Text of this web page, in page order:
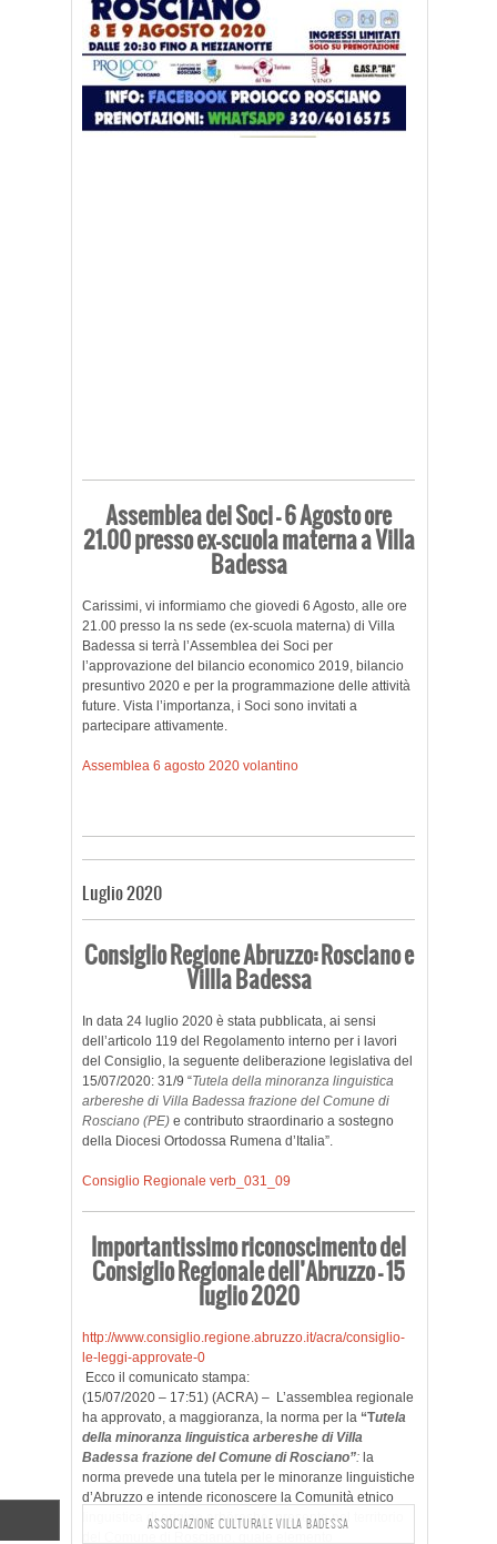
Assemblea dei Soci – 6 Agosto ore
21.00 presso ex-scuola materna a Villa
Badessa
Carissimi, vi informiamo che giovedi 6 Agosto, alle ore
21.00 presso la ns sede (ex-scuola materna) di Villa
Badessa si terrà l’Assemblea dei Soci per
l’approvazione del bilancio economico 2019, bilancio
presuntivo 2020 e per la programmazione delle attività
future. Vista l’importanza, i Soci sono invitati a
partecipare attivamente.
Assemblea 6 agosto 2020 volantino
Luglio 2020
Consiglio Regione Abruzzo: Rosciano e
Villla Badessa
In data 24 luglio 2020 è stata pubblicata, ai sensi
dell’articolo 119 del Regolamento interno per i lavori
del Consiglio, la seguente deliberazione legislativa del
15/07/2020: 31/9 “Tutela della minoranza linguistica
arbereshe di Villa Badessa frazione del Comune di
Rosciano (PE) e contributo straordinario a sostegno
della Diocesi Ortodossa Rumena d’Italia”.
Consiglio Regionale verb_031_09
Importantissimo riconoscimento del
Consiglio Regionale dell’Abruzzo – 15
luglio 2020
http://www.consiglio.regione.abruzzo.it/acra/consiglio-
le-leggi-approvate-0
Ecco il comunicato stampa:
(15/07/2020 – 17:51) (ACRA) – L’assemblea regionale
ha approvato, a maggioranza, la norma per la “Tutela
della minoranza linguistica arbereshe di Villa
Badessa frazione del Comune di Rosciano”: la
norma prevede una tutela per le minoranze linguistiche
d’Abruzzo e intende riconoscere la Comunità etnico
linguistica di origine arbëreshe, presente nel territorio
ASSOCIAZIONE CULTURALE VILLA BADESSA